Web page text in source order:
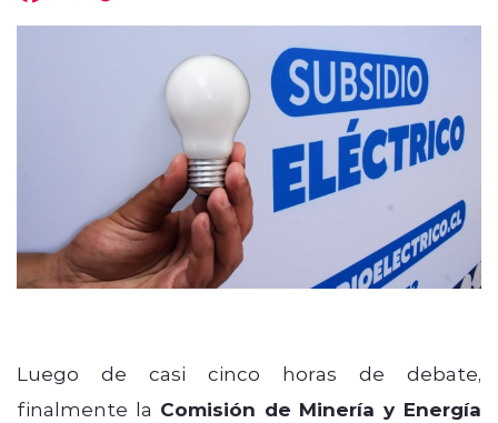
modo claro
Luego de casi cinco horas de debate,
finalmente la Comisión de Minería y Energía